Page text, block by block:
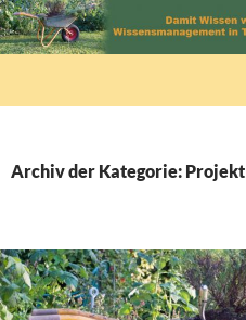
Zum
Inhalt
Archiv der Kategorie: Projekt